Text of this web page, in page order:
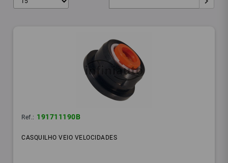
Ref.: 191711190B
CASQUILHO VEIO VELOCIDADES